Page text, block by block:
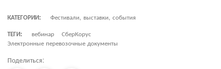
КАТЕГОРИИ:
Фестивали, выставки, события
ТЕГИ:
вебинар
СберКорус
Электронные перевозочные документы
Поделиться: